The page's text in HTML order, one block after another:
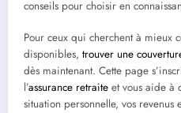
conseils pour choisir en
Pour ceux qui cherchent à mieux
disponibles, trouver une
dès maintenant. Cette page
l’assurance retraite et vous aide à
situation personnelle, vos revenus